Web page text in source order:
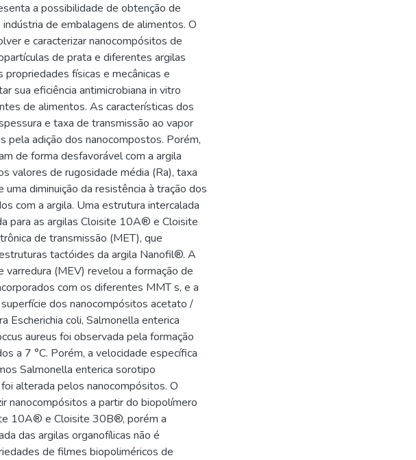
a possibilidade de obtenção de
de embalagens de alimentos. O
e caracterizar nanocompósitos de
de prata e diferentes argilas
físicas e mecânicas e
sua eficiência antimicrobiana in vitro
de alimentos. As características dos
e taxa de transmissão ao vapor
pela adição dos nanocompostos. Porém,
de forma desfavorável com a argila
valores de rugosidade média (Ra), taxa
diminuição da resistência à tração dos
com a argila. Uma estrutura intercalada
para as argilas Cloisite 10A® e Cloisite
de transmissão (MET), que
tactóides da argila Nanofil®. A
varredura (MEV) revelou a formação de
com os diferentes MMT s, e a
dos nanocompósitos acetato /
Escherichia coli, Salmonella enterica
aureus foi observada pela formação
a 7 °C. Porém, a velocidade específica
Salmonella enterica sorotipo
alterada pelos nanocompósitos. O
nanocompósitos a partir do biopolímero
10A® e Cloisite 30B®, porém a
das argilas organofílicas não é
de filmes biopoliméricos de